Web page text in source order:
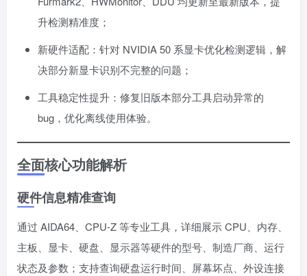
升检测精准度；
新硬件适配：针对 NVIDIA 50 系显卡优化检测逻辑，解
决部分新显卡识别不完整的问题；
工具稳定性提升：修复旧版本部分工具启动异常的
bug，优化离线使用体验。
全面核心功能解析
硬件信息精准查询
通过 AIDA64、CPU-Z 等专业工具，详细展示 CPU、内存、
主板、显卡、硬盘、显示器等硬件的型号、制造厂商、运行
状态及参数；支持查询硬盘运行时间、屏幕坏点、外设连接